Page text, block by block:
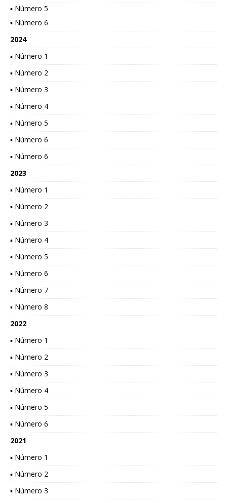
▪ Número 5
▪ Número 6
2024
▪ Número 1
▪ Número 2
▪ Número 3
▪ Número 4
▪ Número 5
▪ Número 6
▪ Número 6
2023
▪ Número 1
▪ Número 2
▪ Número 3
▪ Número 4
▪ Número 5
▪ Número 6
▪ Número 7
▪ Número 8
2022
▪ Número 1
▪ Número 2
▪ Número 3
▪ Número 4
▪ Número 5
▪ Número 6
2021
▪ Número 1
▪ Número 2
▪ Número 3